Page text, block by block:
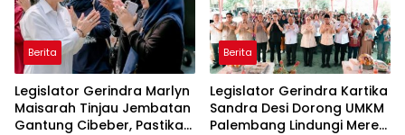
Berita
Legislator Gerindra Marlyn
Maisarah Tinjau Jembatan
Gantung Cibeber, Pastikan
Berita
Legislator Gerindra Kartika
Sandra Desi Dorong UMKM
Palembang Lindungi Merek